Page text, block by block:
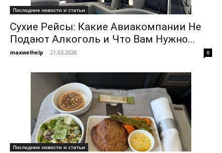
Последние новости и статьи
Сухие Рейсы: Какие Авиакомпании Не
Подают Алкоголь и Что Вам Нужно...
maxwelhelp - 21.03.2026 0
Последние новости и статьи